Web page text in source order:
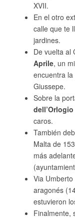
XVII.
En el otro
calle que te
jardines.
De vuelta al
Aprile, un
encuentra
Giussepe.
Sobre la
dell’Orlogio
caros.
También
Malta de
más
Via
aragonés
estuvieron
Finalmente,